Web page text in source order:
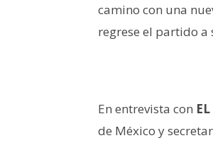
camino con una
regrese el partido a
En entrevista con
de México y